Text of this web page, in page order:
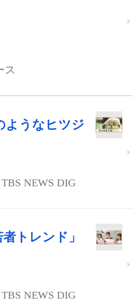
ス
ようなヒツジ
TBS NEWS DIG
トレンド」
TBS NEWS DIG